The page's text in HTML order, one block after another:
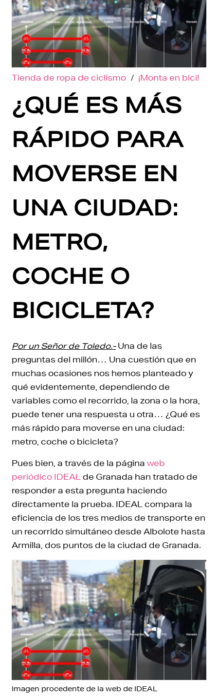
Tienda de ropa de ciclismo / ¡Monta en bici!
¿QUÉ ES MÁS
RÁPIDO PARA
MOVERSE EN
UNA CIUDAD:
METRO,
COCHE O
BICICLETA?
Por un Señor de Toledo.-Una de las
preguntas del millón… Una cuestión que en
muchas ocasiones nos hemos planteado y
qué evidentemente, dependiendo de
variables como el recorrido, la zona o la hora,
puede tener una respuesta u otra… ¿Qué es
más rápido para moverse en una ciudad:
metro, coche o bicicleta?
Pues bien, a través de la página web
periódico IDEAL de Granada han tratado de
responder a esta pregunta haciendo
directamente la prueba. IDEAL compara la
eficiencia de los tres medios de transporte en
un recorrido simultáneo desde Albolote hasta
Armilla, dos puntos de la ciudad de Granada.
Imagen procedente de la web de IDEAL